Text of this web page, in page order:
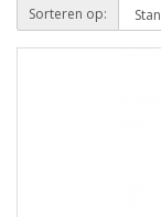
Sorteren op: